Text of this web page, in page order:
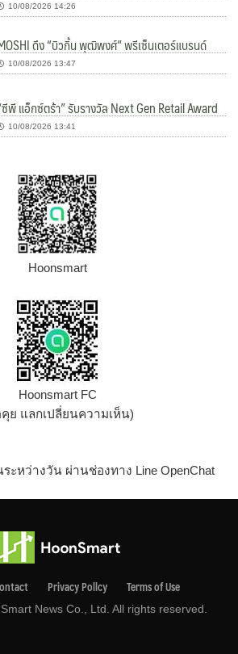
10/08/2026 14:26
ดึง “บิวกิ้น พุฒิพงศ์” พรีเซ็นเตอร์แบรนด์
10/08/2026 13:47
พี แอ็กซ์ตร้า” รับรางวัล Next Gen Retail Award
10/08/2026 13:41
Hoonsmart
Hoonsmart FC
ย แลกเปลี่ยนความเห็น)
ะหว่างวัน ผ่านช่องทาง Line OpenChat
Privacy Pollcy Terms of Use
News Co., Ltd. All rights reserved.